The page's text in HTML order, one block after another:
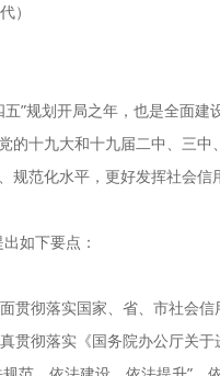
）
”规划开局之年，也是全面
的十九大和十九届二中、三
范化水平，更好发挥社会
如下要点：
贯彻落实国家、省、市社会
贯彻落实《国务院办公厅